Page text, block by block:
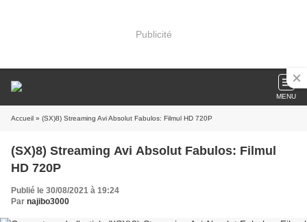
Publicité
MENU
Accueil » (SX)8) Streaming Avi Absolut Fabulos: Filmul HD 720P
(SX)8) Streaming Avi Absolut Fabulos: Filmul
HD 720P
Publié le 30/08/2021 à 19:24
Par najibo3000